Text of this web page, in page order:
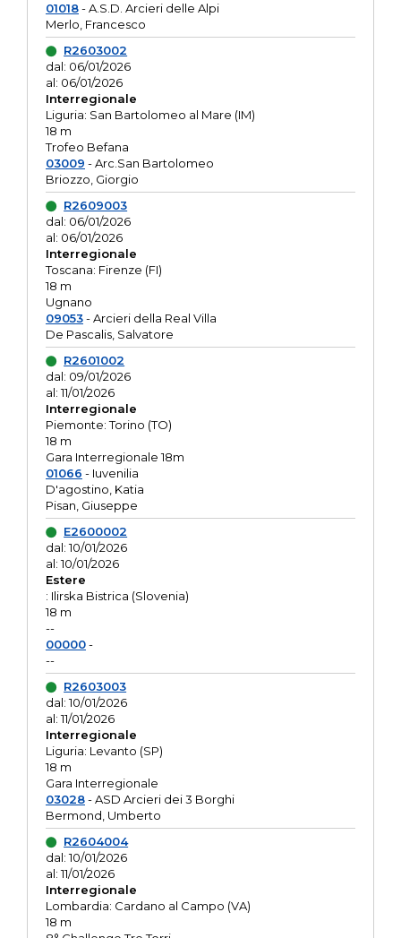
01018- A.S.D. Arcieri delle Alpi
Merlo, Francesco
R2603002
dal: 06/01/2026
al: 06/01/2026
Interregionale
Liguria: San Bartolomeo al Mare (IM)
18 m
Trofeo Befana
03009 - Arc.San Bartolomeo
Briozzo, Giorgio
R2609003
dal: 06/01/2026
al: 06/01/2026
Interregionale
Toscana: Firenze (FI)
18 m
Ugnano
09053- Arcieri della Real Villa
De Pascalis, Salvatore
R2601002
dal: 09/01/2026
al: 11/01/2026
Interregionale
Piemonte: Torino (TO)
18 m
Gara Interregionale 18m
01066 - Iuvenilia
D'agostino, Katia
Pisan, Giuseppe
E2600002
dal: 10/01/2026
al: 10/01/2026
Estere
: Ilirska Bistrica (Slovenia)
18 m
--
00000-
--
R2603003
dal: 10/01/2026
al: 11/01/2026
Interregionale
Liguria: Levanto (SP)
18 m
Gara Interregionale
03028- ASD Arcieri dei 3 Borghi
Bermond, Umberto
R2604004
dal: 10/01/2026
al: 11/01/2026
Interregionale
Lombardia: Cardano al Campo (VA)
18 m